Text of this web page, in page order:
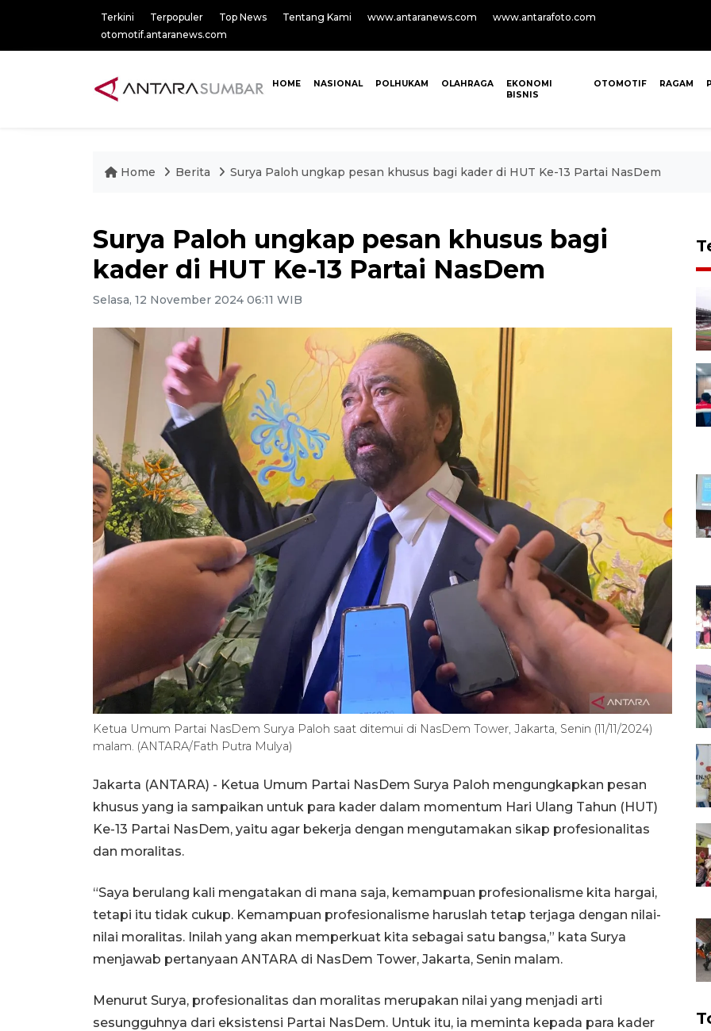
Terkini Terpopuler Top News Tentang Kami www.antaranews.com
www.antarafoto.com
otomotif.antaranews.com
HOME NASIONAL POLHUKAM OLAHRAGA
EKONOMI
BISNIS
OTOMOTIF RAGAM
Home Berita Surya Paloh ungkap pesan khusus bagi kader di HUT Ke-13 Partai NasDem
Surya Paloh ungkap pesan khusus bagi
kader di HUT Ke-13 Partai NasDem
Selasa, 12 November 2024 06:11 WIB
Ketua Umum Partai NasDem Surya Paloh saat ditemui di NasDem Tower, Jakarta, Senin (11/11/2024)
malam. (ANTARA/Fath Putra Mulya)
Jakarta (ANTARA) - Ketua Umum Partai NasDem Surya Paloh mengungkapkan pesan
khusus yang ia sampaikan untuk para kader dalam momentum Hari Ulang Tahun (HUT)
Ke-13 Partai NasDem, yaitu agar bekerja dengan mengutamakan sikap profesionalitas
dan moralitas.
“Saya berulang kali mengatakan di mana saja, kemampuan profesionalisme kita hargai,
tetapi itu tidak cukup. Kemampuan profesionalisme haruslah tetap terjaga dengan nilai-
nilai moralitas. Inilah yang akan memperkuat kita sebagai satu bangsa,” kata Surya
menjawab pertanyaan ANTARA di NasDem Tower, Jakarta, Senin malam.
Menurut Surya, profesionalitas dan moralitas merupakan nilai yang menjadi arti
sesungguhnya dari eksistensi Partai NasDem. Untuk itu, ia meminta kepada para kader